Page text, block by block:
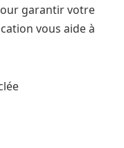
garantir votre
vous aide à